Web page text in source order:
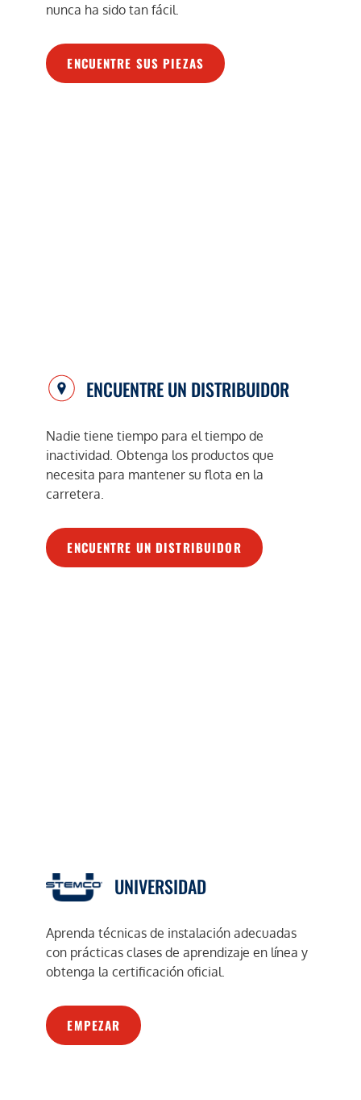
nunca ha sido tan fácil.
ENCUENTRE SUS PIEZAS
ENCUENTRE UN DISTRIBUIDOR
Nadie tiene tiempo para el tiempo de
inactividad. Obtenga los productos que
necesita para mantener su flota en la
carretera.
ENCUENTRE UN DISTRIBUIDOR
UNIVERSIDAD
Aprenda técnicas de instalación adecuadas
con prácticas clases de aprendizaje en línea y
obtenga la certificación oficial.
EMPEZAR